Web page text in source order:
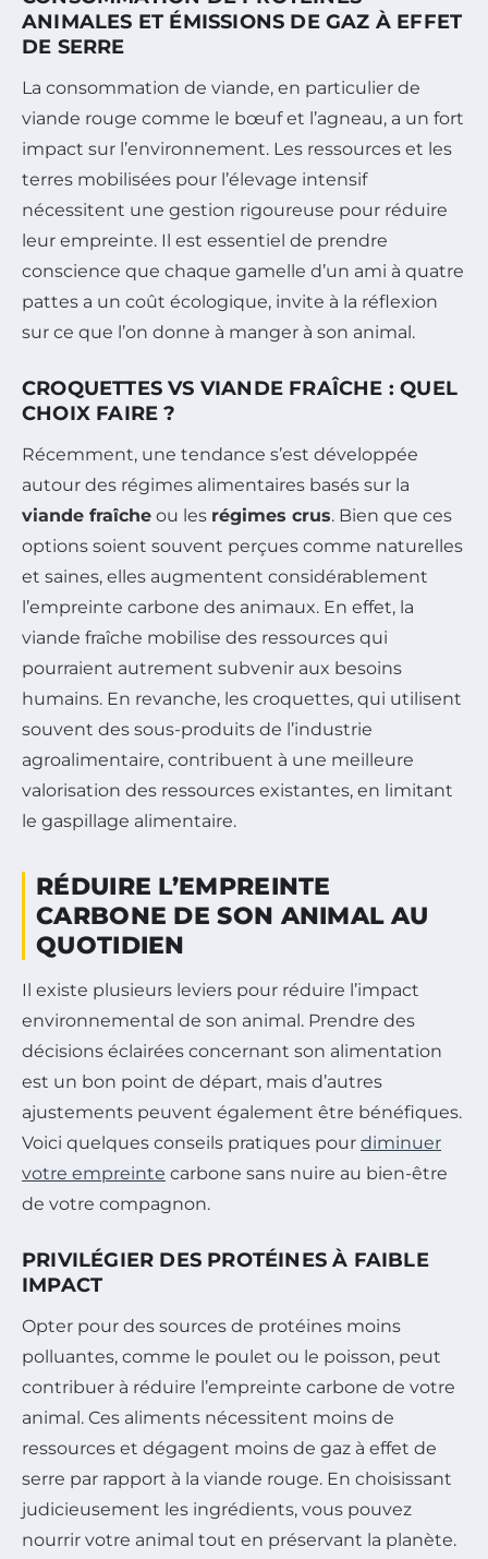
ANIMALES ET ÉMISSIONS DE GAZ À EFFET
DE SERRE
La consommation de viande, en particulier de
viande rouge comme le bœuf et l’agneau, a un fort
impact sur l’environnement. Les ressources et les
terres mobilisées pour l’élevage intensif
nécessitent une gestion rigoureuse pour réduire
leur empreinte. Il est essentiel de prendre
conscience que chaque gamelle d’un ami à quatre
pattes a un coût écologique, invite à la réflexion
sur ce que l’on donne à manger à son animal.
CROQUETTES VS VIANDE FRAÎCHE : QUEL
CHOIX FAIRE ?
Récemment, une tendance s’est développée
autour des régimes alimentaires basés sur la
viande fraîche ou les régimes crus. Bien que ces
options soient souvent perçues comme naturelles
et saines, elles augmentent considérablement
l’empreinte carbone des animaux. En effet, la
viande fraîche mobilise des ressources qui
pourraient autrement subvenir aux besoins
humains. En revanche, les croquettes, qui utilisent
souvent des sous-produits de l’industrie
agroalimentaire, contribuent à une meilleure
valorisation des ressources existantes, en limitant
le gaspillage alimentaire.
RÉDUIRE L’EMPREINTE
CARBONE DE SON ANIMAL AU
QUOTIDIEN
Il existe plusieurs leviers pour réduire l’impact
environnemental de son animal. Prendre des
décisions éclairées concernant son alimentation
est un bon point de départ, mais d’autres
ajustements peuvent également être bénéfiques.
Voici quelques conseils pratiques pour diminuer
votre empreinte carbone sans nuire au bien-être
de votre compagnon.
PRIVILÉGIER DES PROTÉINES À FAIBLE
IMPACT
Opter pour des sources de protéines moins
polluantes, comme le poulet ou le poisson, peut
contribuer à réduire l’empreinte carbone de votre
animal. Ces aliments nécessitent moins de
ressources et dégagent moins de gaz à effet de
serre par rapport à la viande rouge. En choisissant
judicieusement les ingrédients, vous pouvez
nourrir votre animal tout en préservant la planète.